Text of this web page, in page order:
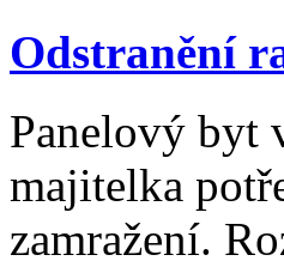
Odstranění
Panelový byt
majitelka
zamražení.